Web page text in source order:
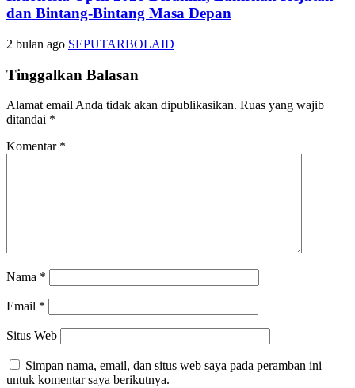
dan Bintang-Bintang Masa Depan
2 bulan ago SEPUTARBOLAID
Tinggalkan Balasan
Alamat email Anda tidak akan dipublikasikan. Ruas yang wajib
ditandai *
Komentar *
Nama *
Email *
Situs Web
Simpan nama, email, dan situs web saya pada peramban ini
untuk komentar saya berikutnya.